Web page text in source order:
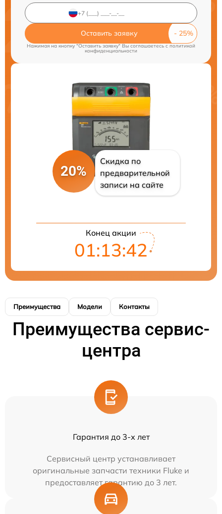
Оставить заявку
Нажимая на кнопку "Оставить заявку" Вы соглашаетесь cполитикой
конфиденциальности
20%
Скидка по
предварительной
записи на сайте
Конец акции
01:13:42
Преимущества Модели Контакты
Преимущества сервис-
центра
Гарантия до 3-х лет
Сервисный центр устанавливает
оригинальные запчасти техники Fluke и
предоставляет гарантию до 3 лет.